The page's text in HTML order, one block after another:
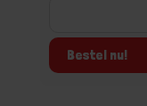
Bestel nu!